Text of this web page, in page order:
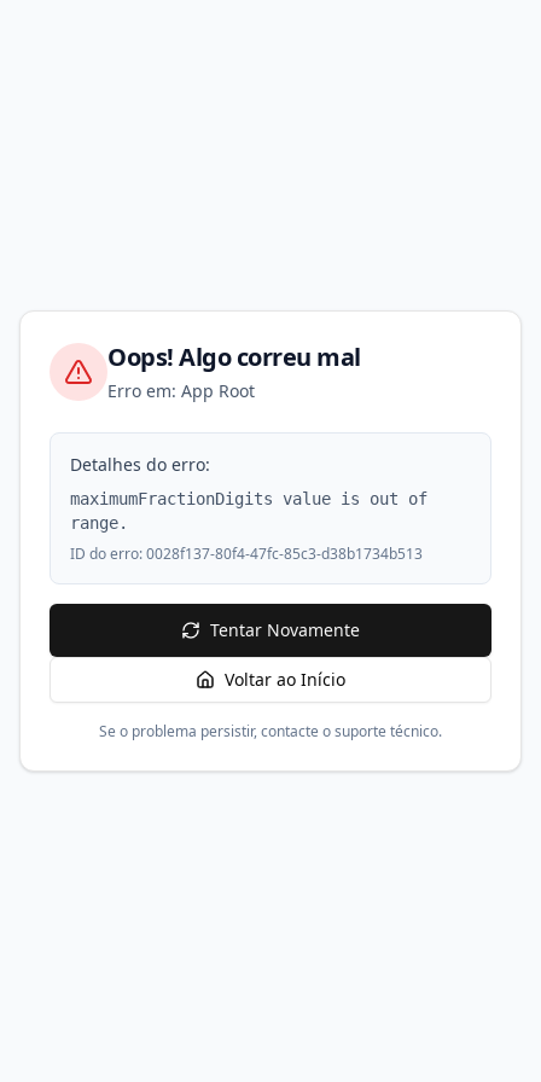
Oops! Algo correu mal
Erro em: App Root
Detalhes do erro:
maximumFractionDigits value is out of
range.
ID do erro:0028f137-80f4-47fc-85c3-d38b1734b513
Tentar Novamente
Voltar ao Início
Se o problema persistir, contacte o suporte técnico.